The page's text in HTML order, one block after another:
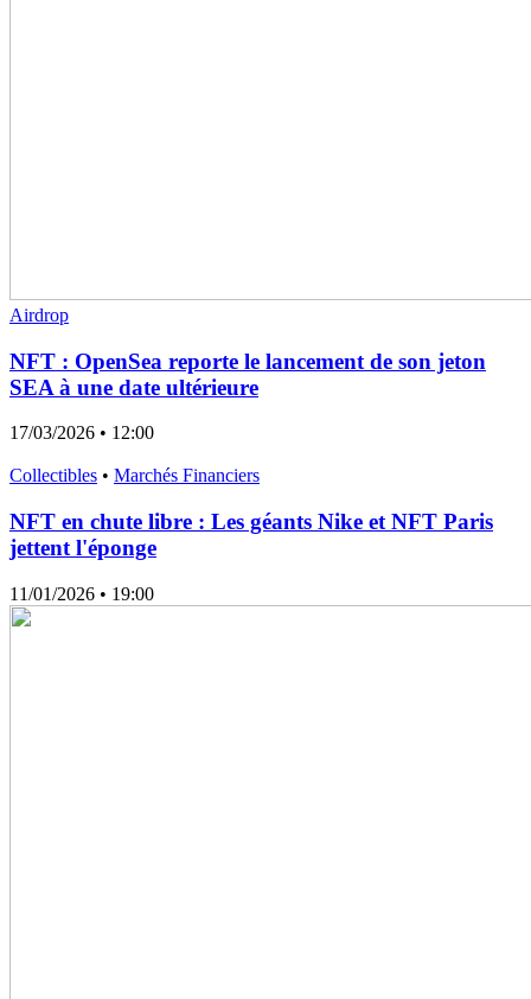
Airdrop
NFT : OpenSea reporte le lancement de son jeton
SEA à une date ultérieure
17/03/2026 • 12:00
Collectibles • Marchés Financiers
NFT en chute libre : Les géants Nike et NFT Paris
jettent l'éponge
11/01/2026 • 19:00